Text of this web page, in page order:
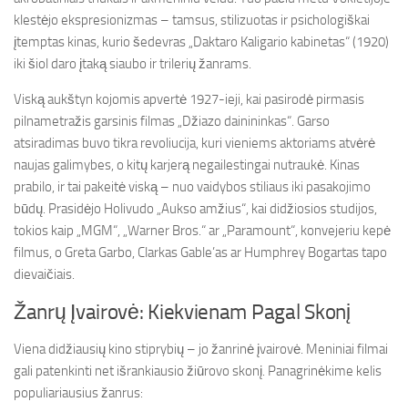
klestėjo ekspresionizmas – tamsus, stilizuotas ir psichologiškai
įtemptas kinas, kurio šedevras „Daktaro Kaligario kabinetas“ (1920)
iki šiol daro įtaką siaubo ir trilerių žanrams.
Viską aukštyn kojomis apvertė 1927-ieji, kai pasirodė pirmasis
pilnametražis garsinis filmas „Džiazo dainininkas“. Garso
atsiradimas buvo tikra revoliucija, kuri vieniems aktoriams atvėrė
naujas galimybes, o kitų karjerą negailestingai nutraukė. Kinas
prabilo, ir tai pakeitė viską – nuo vaidybos stiliaus iki pasakojimo
būdų. Prasidėjo Holivudo „Aukso amžius“, kai didžiosios studijos,
tokios kaip „MGM“, „Warner Bros.“ ar „Paramount“, konvejeriu kepė
filmus, o Greta Garbo, Clarkas Gable’as ar Humphrey Bogartas tapo
dievaičiais.
Žanrų Įvairovė: Kiekvienam Pagal Skonį
Viena didžiausių kino stiprybių – jo žanrinė įvairovė. Meniniai filmai
gali patenkinti net išrankiausio žiūrovo skonį. Panagrinėkime kelis
populiariausius žanrus: